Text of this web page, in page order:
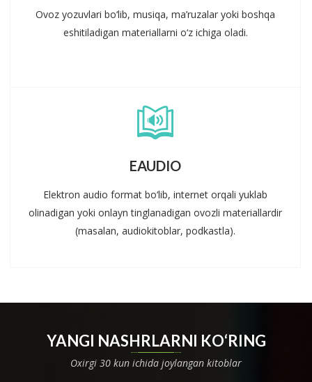
Ovoz yozuvlari bo‘lib, musiqa, ma’ruzalar yoki boshqa
eshitiladigan materiallarni o‘z ichiga oladi.
EAUDIO
Elektron audio format bo‘lib, internet orqali yuklab
olinadigan yoki onlayn tinglanadigan ovozli materiallardir
(masalan, audiokitoblar, podkastla).
YANGI NASHRLARNI KO‘RING
Oxirgi 30 kun ichida joylangan kitoblar